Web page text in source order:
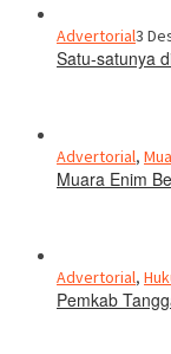
Advertorial3
Satu-satunya
Advertorial,
Muara Enim
Advertorial,
Pemkab